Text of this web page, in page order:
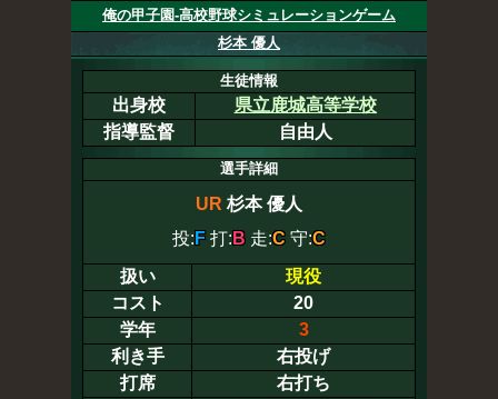
俺の甲子園-高校野球シミュレーションゲーム
杉本 優人
生徒情報
出身校
県立鹿城高等学校
指導監督
自由人
選手詳細
UR 杉本 優人
投: F 打: B 走:C 守:C
扱い
現役
コスト
20
学年
3
利き手
右投げ
打席
右打ち